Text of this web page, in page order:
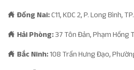
Đồng Nai:C11, KDC 2, P. Long Bình,
Hải Phòng:37 Tôn Đản, Phạm Hồng
Bắc Ninh:108 Trần Hưng Đạo,